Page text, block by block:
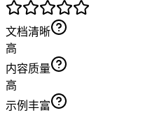
文档清晰
高
内容质量
高
示例丰富